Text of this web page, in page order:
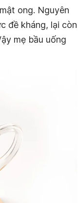
ong. Nguyên
đề kháng, lại còn
mẹ bầu uống